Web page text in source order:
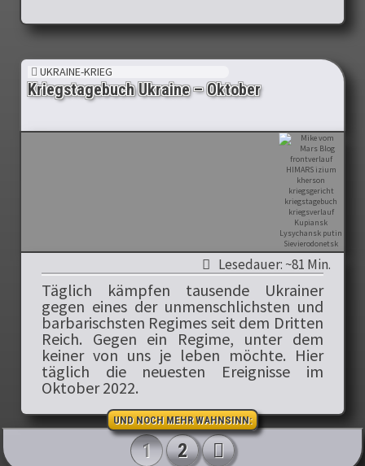
UKRAINE-KRIEG
Kriegstagebuch Ukraine – Oktober
Lesedauer: ~81 Min.
Täglich kämpfen tausende Ukrainer
gegen eines der unmenschlichsten und
barbarischsten Regimes seit dem Dritten
Reich. Gegen ein Regime, unter dem
keiner von uns je leben möchte. Hier
täglich die neuesten Ereignisse im
Oktober 2022.
UND NOCH MEHR WAHNSINN:
Artikel-Navigation
1 2